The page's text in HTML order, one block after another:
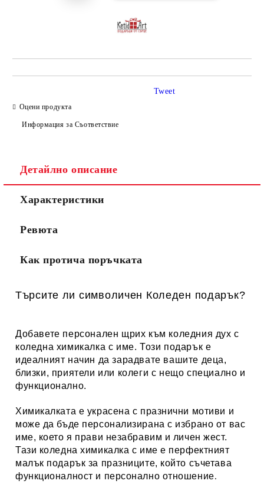
Оцени продукта
Информация за Съответствие
Tweet
Детайлно описание
Характеристики
Ревюта
Как протича поръчката
Търсите ли символичен Коледен подарък?
Добавете персонален щрих към коледния дух с
коледна химикалка с име. Този подарък е
идеалният начин да зарадвате вашите деца,
близки, приятели или колеги с нещо специално и
функционално.
Химикалката е украсена с празнични мотиви и
може да бъде персонализирана с избрано от вас
име, което я прави незабравим и личен жест.
Тази коледна химикалка с име е перфектният
малък подарък за празниците, който съчетава
функционалност и персонално отношение.